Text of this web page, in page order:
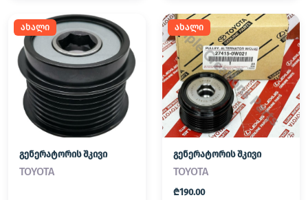
ახალი
გენერატორის შკივი
TOYOTA
ახალი
გენერატორის შკივი
TOYOTA
₾190.00